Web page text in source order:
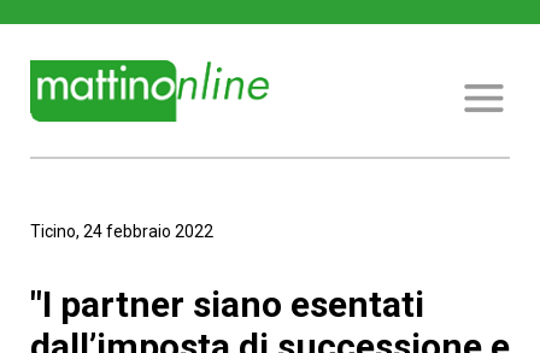
Ticino, 24 febbraio 2022
"I partner siano esentati